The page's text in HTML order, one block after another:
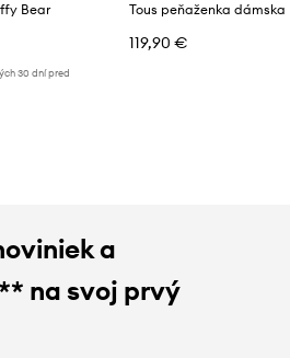
Bear
30 dní pred
Tous peňaženka dámska
119,90 €
a
na svoj prvý